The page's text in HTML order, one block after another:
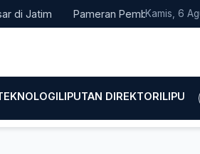
Pameran Pembangunan NTT
Kamis, 6
LIPUTAN DIREKTORI